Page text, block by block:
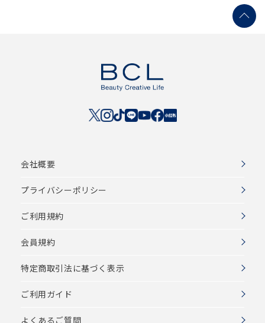
会社概要
プライバシーポリシー
ご利用規約
会員規約
特定商取引法に基づく表示
ご利用ガイド
よくあるご質問